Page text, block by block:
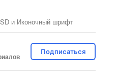
и Иконочный шрифт
Подписаться